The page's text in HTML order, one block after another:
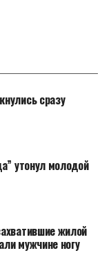
сразу
утонул молодой
жилой
мужчине ногу